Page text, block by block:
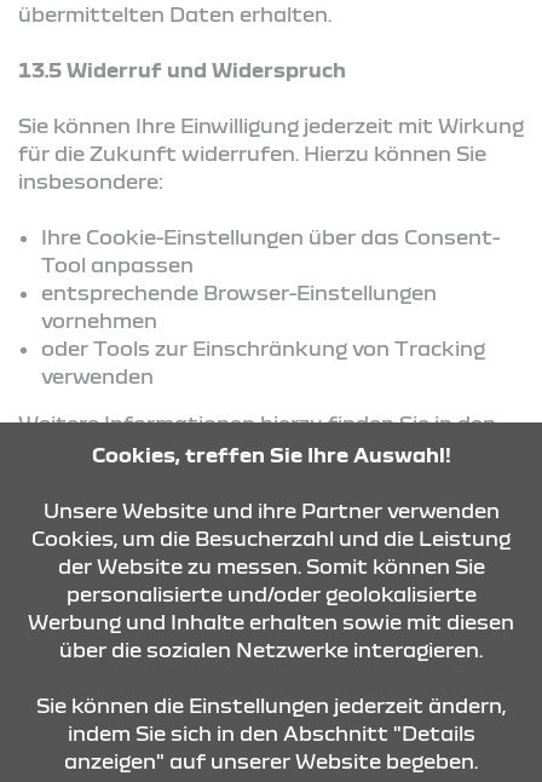
übermittelten Daten erhalten.
13.5 Widerruf und Widerspruch
Sie können Ihre Einwilligung jederzeit mit Wirkung
für die Zukunft widerrufen. Hierzu können Sie
insbesondere:
Ihre Cookie-Einstellungen über das Consent-
Tool anpassen
entsprechende Browser-Einstellungen
vornehmen
oder Tools zur Einschränkung von Tracking
verwenden
Weitere Informationen hierzu finden Sie in den
jeweiligen Datenschutzinformationen der
KONTAKT & ANFAHRT
Cookies, treffen Sie Ihre Auswahl!
Unsere Website und ihre Partner verwenden
Cookies, um die Besucherzahl und die Leistung
der Website zu messen. Somit können Sie
personalisierte und/oder geolokalisierte
Werbung und Inhalte erhalten sowie mit diesen
über die sozialen Netzwerke interagieren.
Sie können die Einstellungen jederzeit ändern,
indem Sie sich in den Abschnitt "Details
anzeigen" auf unserer Website begeben.